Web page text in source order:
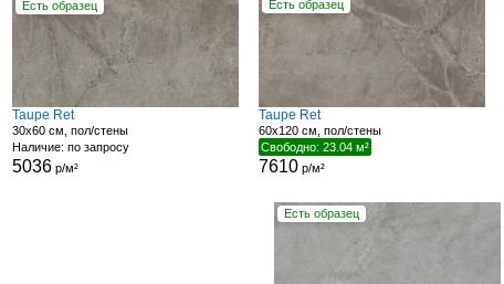
Есть образец
Taupe Ret
30x60 см, пол/стены
Наличие: по запросу
5036р/м²
Есть образец
Taupe Ret
60x120 см, пол/стены
Свободно: 23.04 м²
7610 р/м²
Есть образец